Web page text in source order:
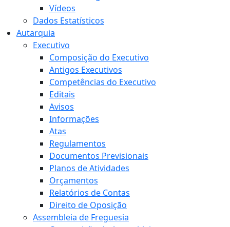
Vídeos
Dados Estatísticos
Autarquia
Executivo
Composição do Executivo
Antigos Executivos
Competências do Executivo
Editais
Avisos
Informações
Atas
Regulamentos
Documentos Previsionais
Planos de Atividades
Orçamentos
Relatórios de Contas
Direito de Oposição
Assembleia de Freguesia